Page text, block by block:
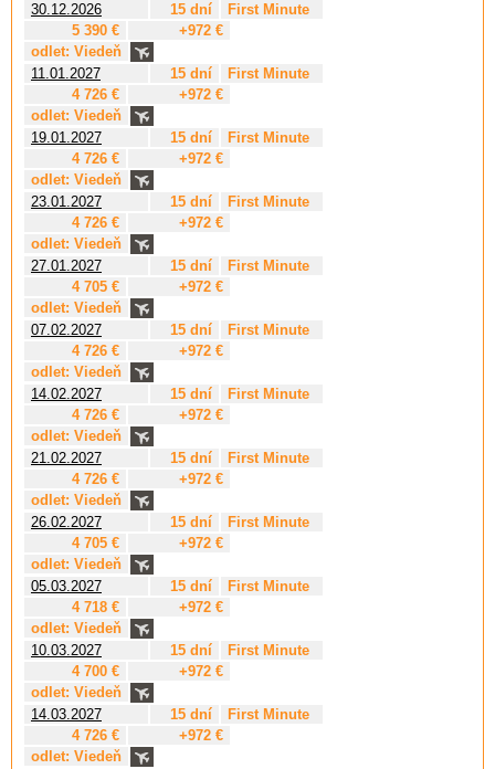
30.12.2026
15 dní
First Minute
5 390 €
+972 €
odlet: Viedeň
11.01.2027
15 dní
First Minute
4 726 €
+972 €
odlet: Viedeň
19.01.2027
15 dní
First Minute
4 726 €
+972 €
odlet: Viedeň
23.01.2027
15 dní
First Minute
4 726 €
+972 €
odlet: Viedeň
27.01.2027
15 dní
First Minute
4 705 €
+972 €
odlet: Viedeň
07.02.2027
15 dní
First Minute
4 726 €
+972 €
odlet: Viedeň
14.02.2027
15 dní
First Minute
4 726 €
+972 €
odlet: Viedeň
21.02.2027
15 dní
First Minute
4 726 €
+972 €
odlet: Viedeň
26.02.2027
15 dní
First Minute
4 705 €
+972 €
odlet: Viedeň
05.03.2027
15 dní
First Minute
4 718 €
+972 €
odlet: Viedeň
10.03.2027
15 dní
First Minute
4 700 €
+972 €
odlet: Viedeň
14.03.2027
15 dní
First Minute
4 726 €
+972 €
odlet: Viedeň